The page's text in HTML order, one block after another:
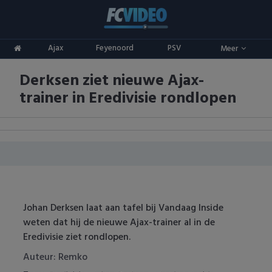
Ajax Feyenoord PSV Meer
ADO Den Haag
Ajax
FC Utrecht
Feyenoord
Competities
Eredivisie
Champions League
Europa League
Oranje
Derksen ziet nieuwe Ajax-
trainer in Eredivisie rondlopen
Johan Derksen laat aan tafel bij Vandaag Inside
weten dat hij de nieuwe Ajax-trainer al in de
Eredivisie ziet rondlopen.
Auteur: Remko